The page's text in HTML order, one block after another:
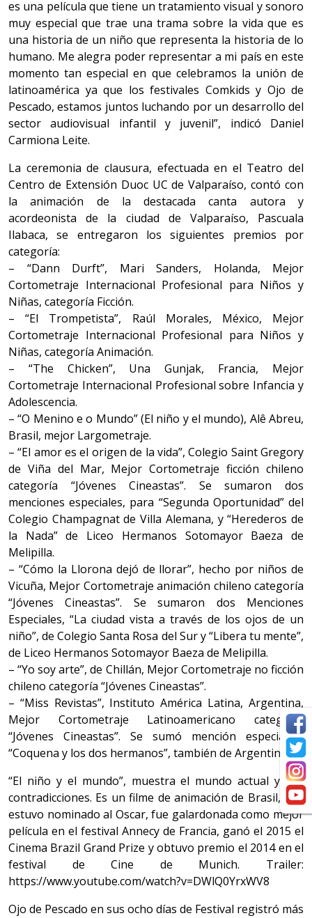
es una película que tiene un tratamiento visual y sonoro
muy especial que trae una trama sobre la vida que es
una historia de un niño que representa la historia de lo
humano. Me alegra poder representar a mi país en este
momento tan especial en que celebramos la unión de
latinoamérica ya que los festivales Comkids y Ojo de
Pescado, estamos juntos luchando por un desarrollo del
sector audiovisual infantil y juvenil”, indicó Daniel
Carmiona Leite.
La ceremonia de clausura, efectuada en el Teatro del
Centro de Extensión Duoc UC de Valparaíso, contó con
la animación de la destacada canta autora y
acordeonista de la ciudad de Valparaíso, Pascuala
Ilabaca, se entregaron los siguientes premios por
categoría:
– “Dann Durft”, Mari Sanders, Holanda, Mejor
Cortometraje Internacional Profesional para Niños y
Niñas, categoría Ficción.
– “El Trompetista”, Raúl Morales, México, Mejor
Cortometraje Internacional Profesional para Niños y
Niñas, categoría Animación.
– “The Chicken”, Una Gunjak, Francia, Mejor
Cortometraje Internacional Profesional sobre Infancia y
Adolescencia.
– “O Menino e o Mundo” (El niño y el mundo), Alê Abreu,
Brasil, mejor Largometraje.
– “El amor es el origen de la vida”, Colegio Saint Gregory
de Viña del Mar, Mejor Cortometraje ficción chileno
categoría “Jóvenes Cineastas”. Se sumaron dos
menciones especiales, para “Segunda Oportunidad” del
Colegio Champagnat de Villa Alemana, y “Herederos de
la Nada” de Liceo Hermanos Sotomayor Baeza de
Melipilla.
– “Cómo la Llorona dejó de llorar”, hecho por niños de
Vicuña, Mejor Cortometraje animación chileno categoría
“Jóvenes Cineastas”. Se sumaron dos Menciones
Especiales, “La ciudad vista a través de los ojos de un
niño”, de Colegio Santa Rosa del Sur y “Libera tu mente”,
de Liceo Hermanos Sotomayor Baeza de Melipilla.
– “Yo soy arte”, de Chillán, Mejor Cortometraje no ficción
chileno categoría “Jóvenes Cineastas”.
– “Miss Revistas”, Instituto América Latina, Argentina,
Mejor Cortometraje Latinoamericano categoría
“Jóvenes Cineastas”. Se sumó mención especial a
“Coquena y los dos hermanos”, también de Argentina.
“El niño y el mundo”, muestra el mundo actual y sus
contradicciones. Es un filme de animación de Brasil, que
estuvo nominado al Oscar, fue galardonada como mejor
película en el festival Annecy de Francia, ganó el 2015 el
Cinema Brazil Grand Prize y obtuvo premio el 2014 en el
festival de Cine de Munich. Trailer:
https://www.youtube.com/watch?v=DWlQ0YrxWV8
Ojo de Pescado en sus ocho días de Festival registró más